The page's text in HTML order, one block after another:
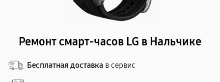
Ремонт смарт-часов LG в Нальчике
Бесплатная доставка в сервис